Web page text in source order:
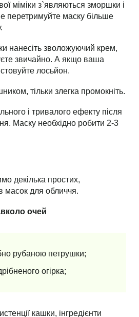
міміки з`являються зморшки і
перетримуйте маску більше
нанесіть зволожуючий крем,
звичайно. А якщо ваша
лосьйон.
тільки злегка промокніть.
і тривалого ефекту після
Маску необхідно робити 2-3
декілька простих,
масок для обличчя.
очей
рубаною петрушки;
огірка;
кашки, інгредієнти